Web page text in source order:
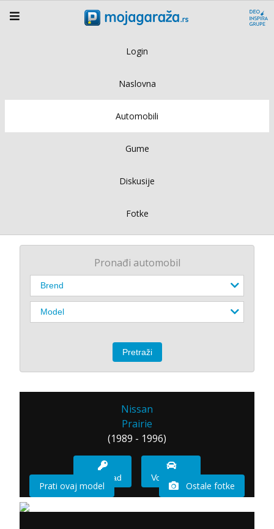
Login
Naslovna
Automobili
Gume
Diskusije
Fotke
Pronađi automobil
Nissan
Prairie
(1989 - 1996)
Imam sad Vozio sam
Prati ovaj model Ostale fotke